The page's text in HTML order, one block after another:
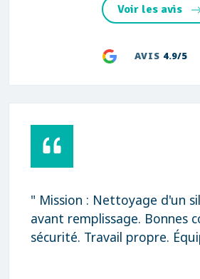
Voir les avis
AVIS 4.9/5
" Mission : Nettoyage d'un
avant remplissage. Bonnes
sécurité. Travail propre.